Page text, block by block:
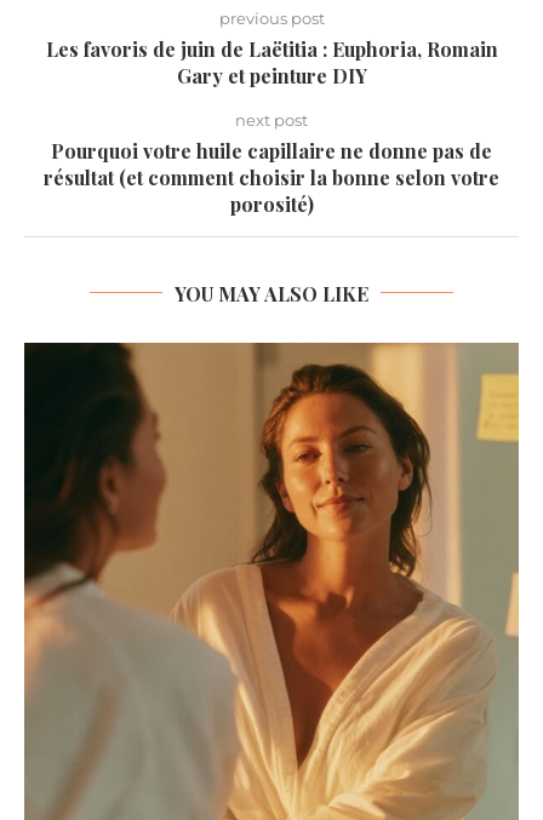
previous post
Les favoris de juin de Laëtitia : Euphoria, Romain
Gary et peinture DIY
next post
Pourquoi votre huile capillaire ne donne pas de
résultat (et comment choisir la bonne selon votre
porosité)
YOU MAY ALSO LIKE